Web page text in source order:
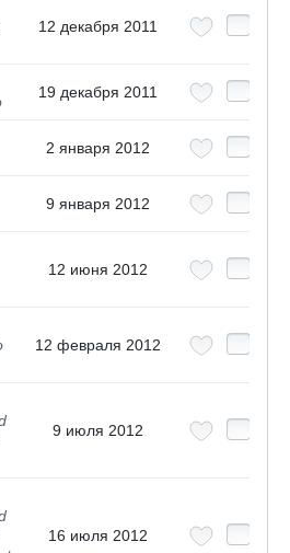
12 декабря 2011
19 декабря 2011
2 января 2012
9 января 2012
12 июня 2012
12 февраля 2012
9 июля 2012
16 июля 2012